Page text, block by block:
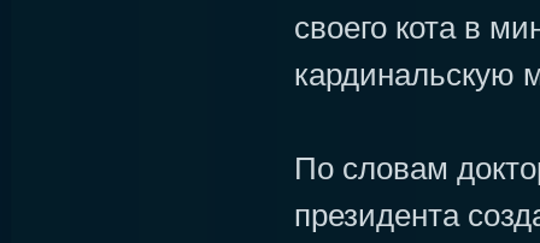
своего кота в
кардинальскую
По словам
президента